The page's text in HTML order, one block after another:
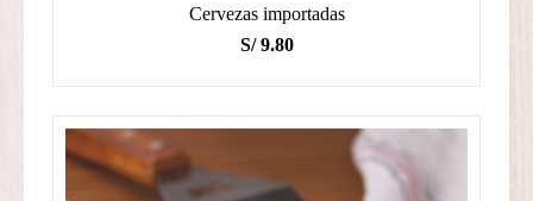
Cervezas importadas
S/9.80